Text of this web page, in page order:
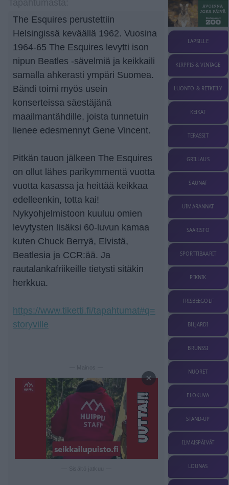
The Esquires perustettiin
Helsingissä keväällä 1962. Vuosina
1964-65 The Esquires levytti ison
nipun Beatles -sävelmiä ja keikkaili
samalla ahkerasti ympäri Suomea.
Bändi toimi myös usein
konserteissa säestäjänä
maailmantähdille, joista tunnetuin
lienee edesmennyt Gene Vincent.
Pitkän tauon jälkeen The Esquires
on ollut lähes parikymmentä vuotta
vuotta kasassa ja heittää keikkaa
edelleenkin, totta kai!
Nykyohjelmistoon kuuluu omien
levytysten lisäksi 60-luvun kamaa
kuten Chuck Berryä, Elvistä,
Beatlesia ja CCR:ää. Ja
rautalankafriikeille tietysti sitäkin
herkkua.
https://www.tiketti.fi/tapahtumat#q=
storyville
— Mainos —
×
LAPSILLE
KIRPPIS & VINTAGE
LUONTO & RETKEILY
KEIKAT
TERASSIT
GRILLAUS
SAUNAT
UIMARANNAT
SAARISTO
SPORTTIBAARIT
PIKNIK
FRISBEEGOLF
BILJARDI
BRUNSSI
NUORET
ELOKUVA
STAND-UP
ILMAISPÄIVÄT
LOUNAS